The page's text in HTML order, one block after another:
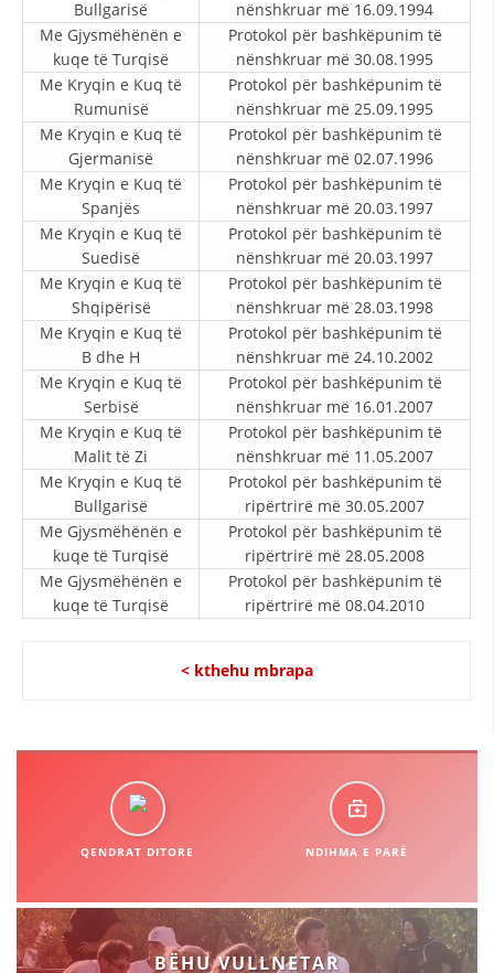
KONTAKT INFORMACIONE
ANËTARËSIMI NË STRUKTURAT PROFESIONALE
LIGJI I KRYQIT TË KUQ
STATUTI I KRYQIT TË KUQ
ORGANIZIMI DHE ZHVILLIMI
BORDI DREJTUES
KUVENDI
STRUKTURA DHE STRUKTURA ORGANIZATIVE
DISEMINIMI
DREJTA NDERKOMBETARE HUMANITARE
PROMOVIMI I VLERAVE HUMANE
SOCIALO-HUMANITARE
PËRGATITSHMËRI DHE VEPRIM GJATË KATASTROFAVE
STACIONIN E UJIT SHPËTIMIT – VODNO
PROJEKTE
MARRDHËNJE ME PUBLIKUN
Bullgarisë
nënshkruar më 16.09.1994
Me Gjysmëhënën e
kuqe të Turqisë
Protokol për bashkëpunim të
nënshkruar më 30.08.1995
Me Kryqin e Kuq të
Rumunisë
Protokol për bashkëpunim të
nënshkruar më 25.09.1995
Me Kryqin e Kuq të
Gjermanisë
Protokol për bashkëpunim të
nënshkruar më 02.07.1996
Me Kryqin e Kuq të
Spanjës
Protokol për bashkëpunim të
nënshkruar më 20.03.1997
Me Kryqin e Kuq të
Suedisë
Protokol për bashkëpunim të
nënshkruar më 20.03.1997
Me Kryqin e Kuq të
Shqipërisë
Protokol për bashkëpunim të
nënshkruar më 28.03.1998
Me Kryqin e Kuq të
B dhe H
Protokol për bashkëpunim të
nënshkruar më 24.10.2002
Me Kryqin e Kuq të
Serbisë
Protokol për bashkëpunim të
nënshkruar më 16.01.2007
Me Kryqin e Kuq të
Malit të Zi
Protokol për bashkëpunim të
nënshkruar më 11.05.2007
Me Kryqin e Kuq të
Bullgarisë
Protokol për bashkëpunim të
ripërtrirë më 30.05.2007
Me Gjysmëhënën e
kuqe të Turqisë
Protokol për bashkëpunim të
ripërtrirë më 28.05.2008
Me Gjysmëhënën e
kuqe të Turqisë
Protokol për bashkëpunim të
ripërtrirë më 08.04.2010
< kthehu mbrapa
QENDRAT DITORE NDIHMA E PARË
BËHU VULLNETAR